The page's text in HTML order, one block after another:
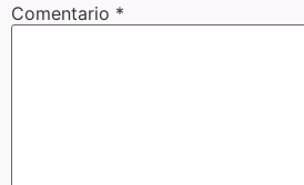
Comentario *